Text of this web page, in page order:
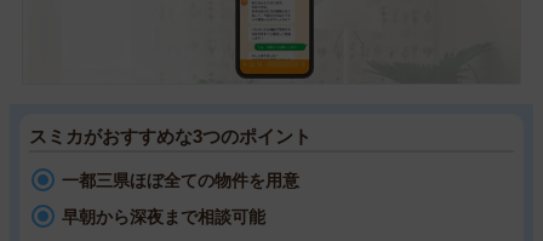
スミカがおすすめな3つのポイント
一都三県ほぼ全ての物件を用意
早朝から深夜まで相談可能